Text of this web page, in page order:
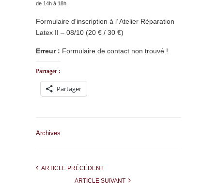
de 14h à 18h
Formulaire d’inscription à l’ Atelier Réparation
Latex II – 08/10 (20 € / 30 €)
Erreur : Formulaire de contact non trouvé !
Partager :
Partager
Archives
ARTICLE PRÉCÉDENT
ARTICLE SUIVANT